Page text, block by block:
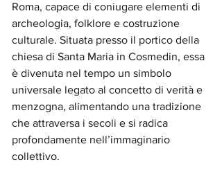
Roma, capace di coniugare elementi di
archeologia, folklore e costruzione
culturale. Situata presso il portico della
chiesa di Santa Maria in Cosmedin, essa
è divenuta nel tempo un simbolo
universale legato al concetto di verità e
menzogna, alimentando una tradizione
che attraversa i secoli e si radica
profondamente nell’immaginario
collettivo.